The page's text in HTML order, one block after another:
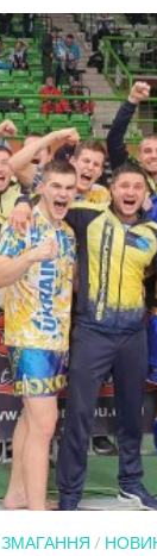
ЗМАГАННЯ /